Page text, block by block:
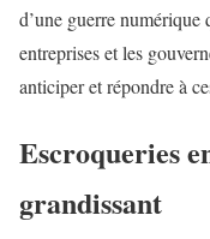
d’une guerre numérique
entreprises et les
anticiper et répondre à
Escroqueries
grandissant